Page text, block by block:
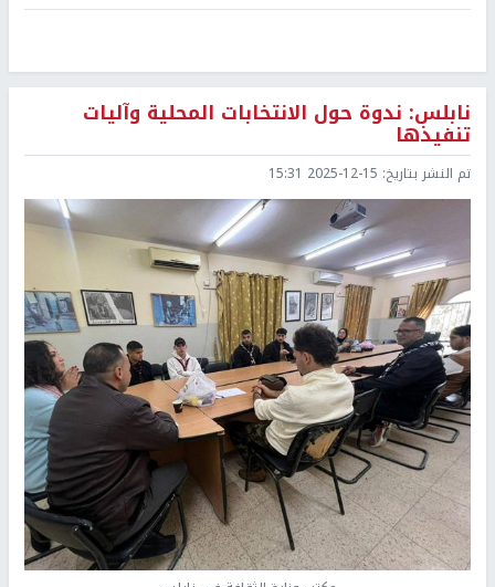
نابلس: ندوة حول الانتخابات المحلية وآليات
تنفيذها
تم النشر بتاريخ: 2025-12-15 15:31